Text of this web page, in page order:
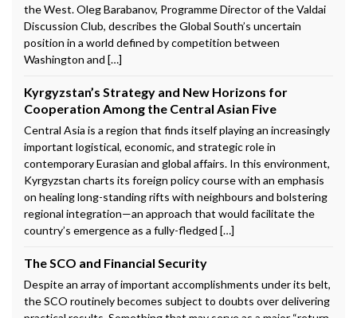
the West. Oleg Barabanov, Programme Director of the Valdai
Discussion Club, describes the Global South’s uncertain
position in a world defined by competition between
Washington and […]
Kyrgyzstan’s Strategy and New Horizons for
Cooperation Among the Central Asian Five
Central Asia is a region that finds itself playing an increasingly
important logistical, economic, and strategic role in
contemporary Eurasian and global affairs. In this environment,
Kyrgyzstan charts its foreign policy course with an emphasis
on healing long-standing rifts with neighbours and bolstering
regional integration—an approach that would facilitate the
country’s emergence as a fully-fledged […]
The SCO and Financial Security
Despite an array of important accomplishments under its belt,
the SCO routinely becomes subject to doubts over delivering